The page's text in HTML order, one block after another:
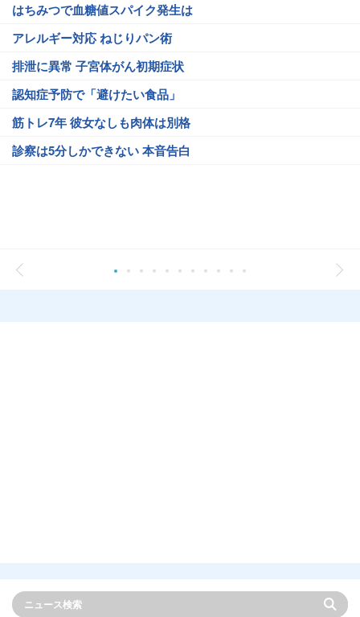
はちみつで血糖値スパイク発生は
アレルギー対応 ねじりパン術
排泄に異常 子宮体がん初期症状
認知症予防で「避けたい食品」
筋トレ7年 彼女なしも肉体は別格
診察は5分しかできない 本音告白